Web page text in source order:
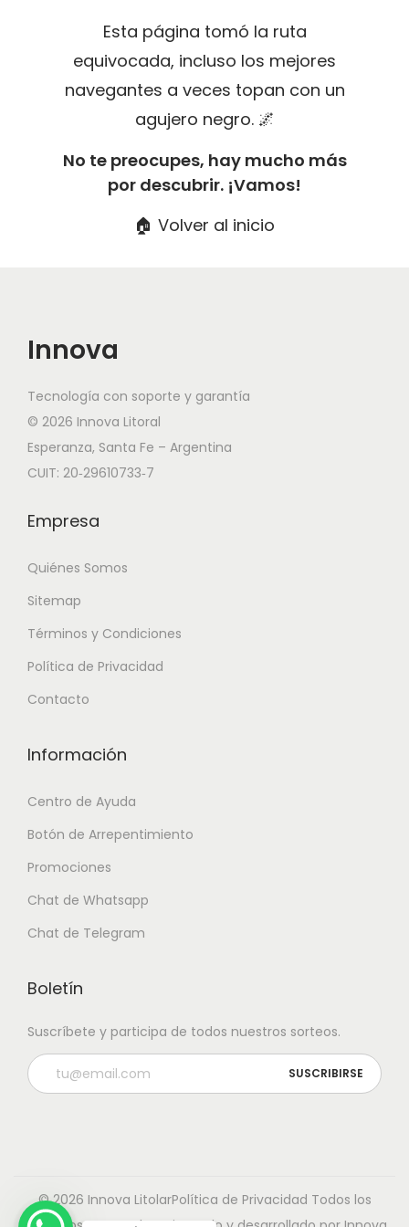
a
c
i
ó
d
o
Esta página tomó la ruta
equivocada, incluso los mejores
navegantes a veces topan con un
agujero negro. 🌌
No te preocupes, hay mucho más
por descubrir. ¡Vamos!
🏠 Volver al inicio
Innova
Tecnología con soporte y garantía
© 2026 Innova Litoral
Esperanza, Santa Fe – Argentina
CUIT: 20‑29610733‑7
Empresa
Quiénes Somos
Sitemap
Términos y Condiciones
Política de Privacidad
Contacto
Información
Centro de Ayuda
Botón de Arrepentimiento
Promociones
Chat de Whatsapp
Chat de Telegram
Boletín
Suscríbete y participa de todos nuestros sorteos.
© 2026 Innova LitolarPolítica de Privacidad Todos los